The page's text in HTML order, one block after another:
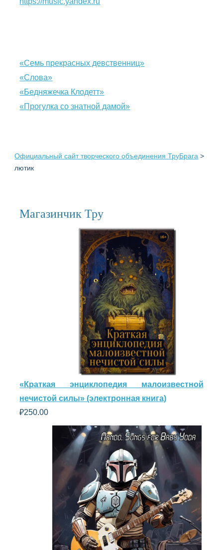
«Семь прекрасных девственниц»
«Слова»
«Бедняжечка Клодетт»
«Прогулка со знатной дамой»
Официальный сайт творческого объединения ТруБрага >
лютик
Магазинчик Тру
«Краткая энциклопедия малоизвестной
нечистой силы» (электронная книга)
₽250.00